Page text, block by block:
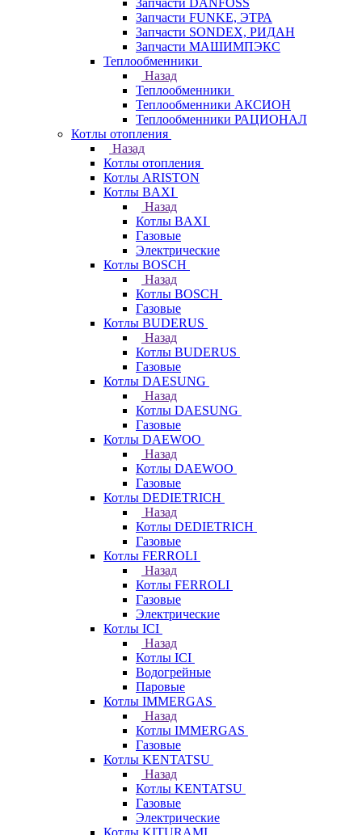
Запчасти DANFOSS
Запчасти FUNKE, ЭТРА
Запчасти SONDEX, РИДАН
Запчасти МАШИМПЭКС
Теплообменники
Назад
Теплообменники
Теплообменники АКСИОН
Теплообменники РАЦИОНАЛ
Котлы отопления
Назад
Котлы отопления
Котлы ARISTON
Котлы BAXI
Назад
Котлы BAXI
Газовые
Электрические
Котлы BOSCH
Назад
Котлы BOSCH
Газовые
Котлы BUDERUS
Назад
Котлы BUDERUS
Газовые
Котлы DAESUNG
Назад
Котлы DAESUNG
Газовые
Котлы DAEWOO
Назад
Котлы DAEWOO
Газовые
Котлы DEDIETRICH
Назад
Котлы DEDIETRICH
Газовые
Котлы FERROLI
Назад
Котлы FERROLI
Газовые
Электрические
Котлы ICI
Назад
Котлы ICI
Водогрейные
Паровые
Котлы IMMERGAS
Назад
Котлы IMMERGAS
Газовые
Котлы KENTATSU
Назад
Котлы KENTATSU
Газовые
Электрические
Котлы KITURAMI